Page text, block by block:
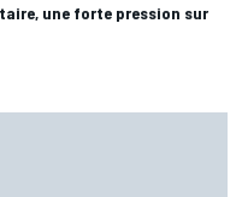
une forte pression sur